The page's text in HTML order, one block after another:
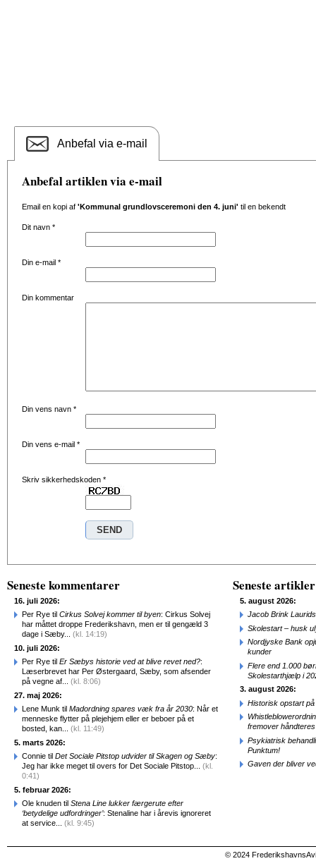
Anbefal via e-mail
Anbefal artiklen via e-mail
Email en kopi af 'Kommunal grundlovsceremoni den 4. juni' til en bekendt
Dit navn *
Din e-mail *
Din kommentar
Din vens navn *
Din vens e-mail *
Skriv sikkerhedskoden *
Seneste kommentarer
16. juli 2026:
Per Rye til Cirkus Solvej kommer til byen: Cirkus Solvej
har måttet droppe Frederikshavn, men er til gengæld 3
dage i Sæby... (kl. 14:19)
10. juli 2026:
Per Rye til Er Sæbys historie ved at blive revet ned?:
Læserbrevet har Per Østergaard, Sæby, som afsender
på vegne af... (kl. 8:06)
27. maj 2026:
Lene Munk til Madordning spares væk fra år 2030: Når et
menneske flytter på plejehjem eller er beboer på et
bosted, kan... (kl. 11:49)
5. marts 2026:
Connie til Det Sociale Pitstop udvider til Skagen og Sæby:
Jeg har ikke meget til overs for Det Sociale Pitstop... (kl.
0:41)
5. februar 2026:
Ole knuden til Stena Line lukker færgerute efter
‘betydelige udfordringer’: Stenaline har i årevis ignoreret
at service... (kl. 9:45)
Seneste artikler
5. august 2026:
Jacob Brink
Skolestart – husk
Nordjyske Bank
kunder
Flere end 1.000
Skolestarthjælp i
3. august 2026:
Historisk opstart
fremover
Psykiatrisk
Punktum!
Gaven der bliver
© 2024